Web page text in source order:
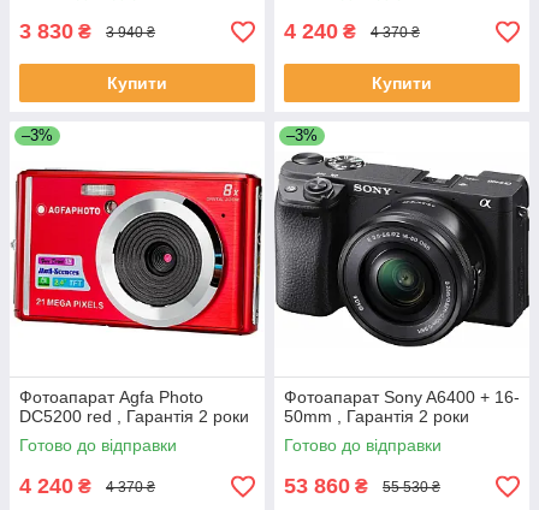
3 830 ₴ 3 940 ₴
Купити
4 240 ₴ 4 370 ₴
Купити
–3%
Фотоапарат Agfa Photo
DC5200 red , Гарантія 2 роки
Готово до відправки
4 240 ₴ 4 370 ₴
–3%
Фотоапарат Sony A6400 + 16-
50mm , Гарантія 2 роки
Готово до відправки
53 860 ₴ 55 530 ₴